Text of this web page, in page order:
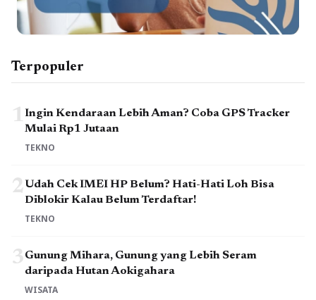
Terpopuler
1Ingin Kendaraan Lebih Aman? Coba GPS Tracker
Mulai Rp1 Jutaan
TEKNO
2Udah Cek IMEI HP Belum? Hati-Hati Loh Bisa
Diblokir Kalau Belum Terdaftar!
TEKNO
3Gunung Mihara, Gunung yang Lebih Seram
daripada Hutan Aokigahara
WISATA